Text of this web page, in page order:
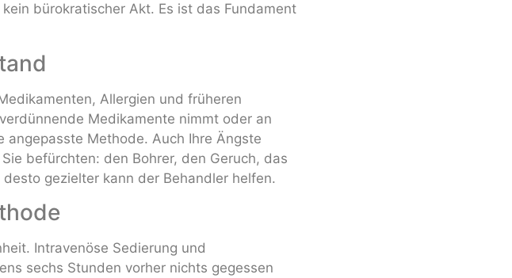
bürokratischer Akt. Es ist das Fundament
Allergien und früheren
Medikamente nimmt oder an
Methode. Auch Ihre Ängste
befürchten: den Bohrer, den Geruch, das
gezielter kann der Behandler helfen.
Intravenöse Sedierung und
sechs Stunden vorher nichts gegessen